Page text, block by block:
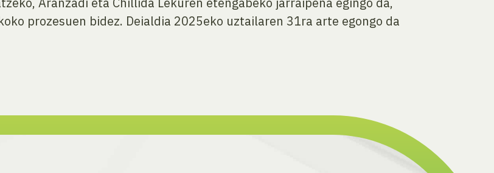
prozesuen bidez. Deialdia 2025eko uztailaren 31ra arte egongo da